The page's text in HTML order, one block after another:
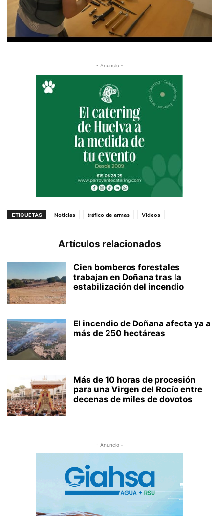
- Anuncio -
ETIQUETAS Noticias tráfico de armas Videos
Artículos relacionados
Cien bomberos forestales
trabajan en Doñana tras la
estabilización del incendio
El incendio de Doñana afecta ya a
más de 250 hectáreas
Más de 10 horas de procesión
para una Virgen del Rocío entre
decenas de miles de dovotos
- Anuncio -